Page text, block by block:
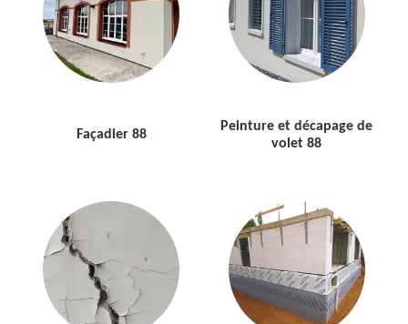
Façadier 88
Peinture et décapage de
volet 88